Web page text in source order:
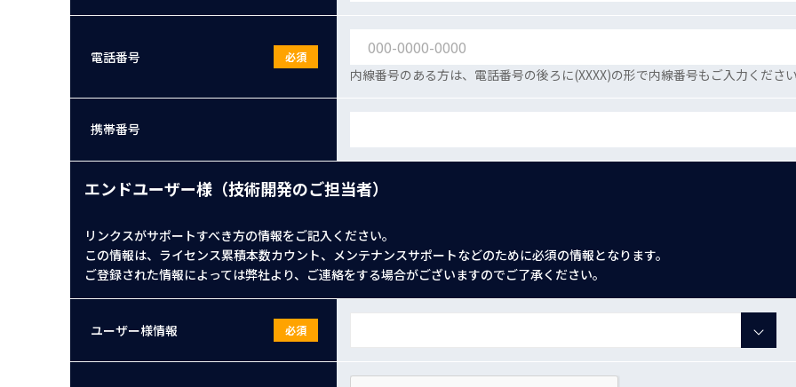
電話番号 必須
内線番号のある方は、電話番号の後ろに(XXXX)の形で内線番号もご入力くださ
携帯番号
エンドユーザー様（技術開発のご担当者）
リンクスがサポートすべき方の情報をご記入ください。
この情報は、ライセンス累積本数カウント、メンテナンスサポートなどのために必須の情報となります。
ご登録された情報によっては弊社より、ご連絡をする場合がございますのでご了承ください。
ユーザー様情報 必須